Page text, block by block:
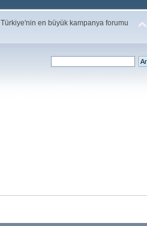
Türkiye'nin en büyük kampanya forumu